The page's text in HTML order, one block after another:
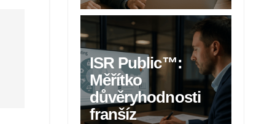
ISR Public™:
Měřítko
důvěryhodnosti
franšíz